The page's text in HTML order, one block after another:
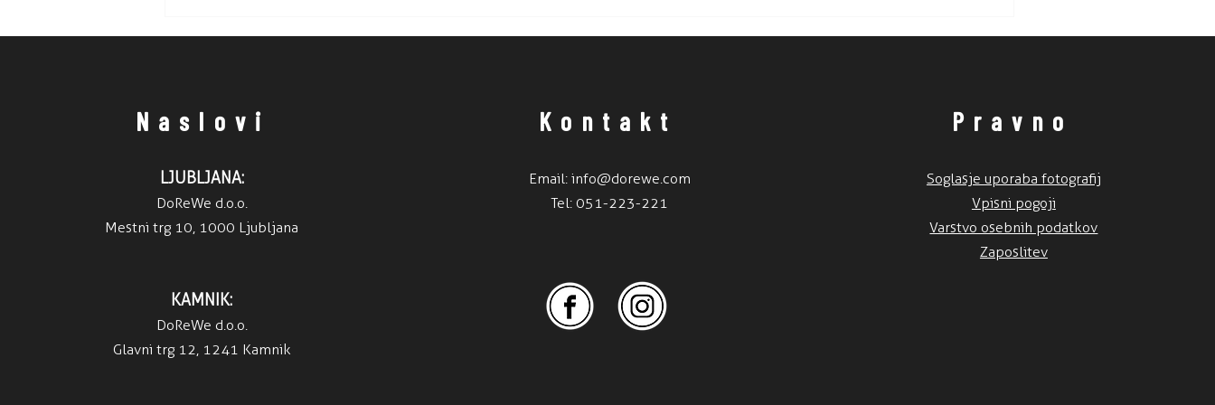
Naslovi
LJUBLJANA:
DoReWe d.o.o.
Mestni trg 10, 1000 Ljubljana
KAMNIK:
DoReWe d.o.o.
Glavni trg 12, 1241 Kamnik
Kontakt
Email: info@dorewe.com
Tel:051-223-221
Pravno
Soglasje uporaba fotografij
Vpisni pogoji
Varstvo osebnih podatkov
Zaposlitev